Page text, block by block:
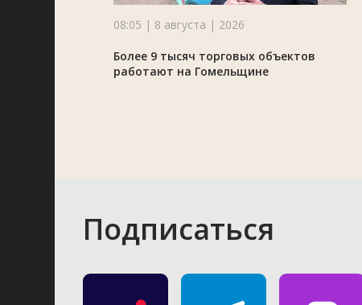
08:05 | 8 августа | 2026
Более 9 тысяч торговых объектов
работают на Гомельщине
Подписаться